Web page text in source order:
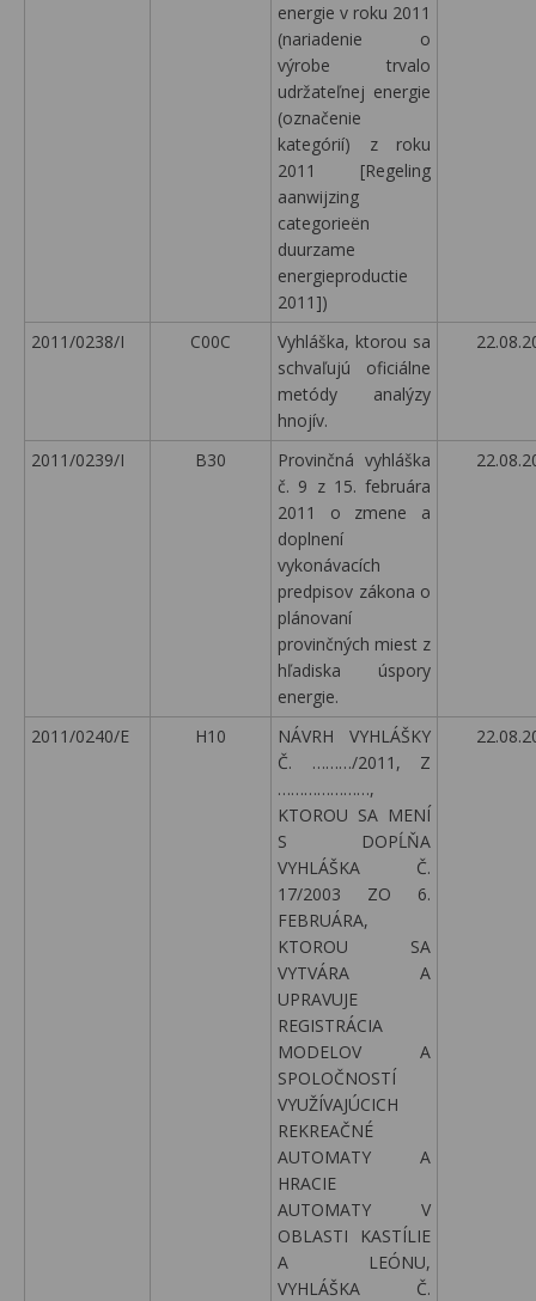
energie v roku 2011
(nariadenie o
výrobe trvalo
udržateľnej energie
(označenie
kategórií) z roku
2011 [Regeling
aanwijzing
categorieën
duurzame
energieproductie
2011])
2011/0238/I C00C
Vyhláška, ktorou sa
schvaľujú oficiálne
metódy analýzy
hnojív.
2011/0239/I B30
Provinčná vyhláška
č. 9 z 15. februára
2011 o zmene a
doplnení
vykonávacích
predpisov zákona o
plánovaní
provinčných miest z
hľadiska úspory
energie.
2011/0240/E H10
NÁVRH VYHLÁŠKY
Č. ………/2011, Z
…………………,
KTOROU SA MENÍ
S DOPĹŇA
VYHLÁŠKA Č.
17/2003 ZO 6.
FEBRUÁRA,
KTOROU SA
VYTVÁRA A
UPRAVUJE
REGISTRÁCIA
MODELOV A
SPOLOČNOSTÍ
VYUŽÍVAJÚCICH
REKREAČNÉ
AUTOMATY A
HRACIE
AUTOMATY V
OBLASTI KASTÍLIE
A LEÓNU,
VYHLÁŠKA Č.